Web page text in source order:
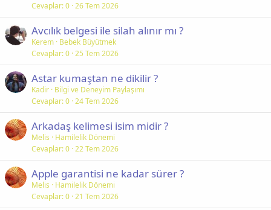
Cevaplar 0 26 Tem 2026
Avcılık belgesi ile silah alınır mı ?
Kerem Bebek Büyütmek
Cevaplar 0 25 Tem 2026
Astar kumaştan ne dikilir ?
Kadir Bilgi ve Deneyim Paylaşımı
Cevaplar 0 24 Tem 2026
Arkadaş kelimesi isim midir ?
Melis
Hamilelik Dönemi
Cevaplar 0 22 Tem 2026
Apple garantisi ne kadar sürer ?
Melis
Hamilelik Dönemi
Cevaplar 0 21 Tem 2026